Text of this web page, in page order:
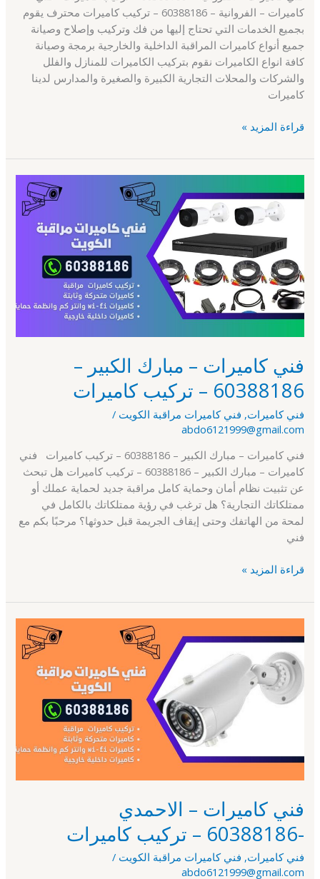
كاميرات – الفروانية – 60388186 – تركيب كاميرات محترف يقوم
بجميع الخدمات التي تحتاج إليها من فك وتركيب وإصلاح وصيانة
جميع أنواع كاميرات المراقبة الداخلية والخارجية برمجة وصيانة
كافة انواع الكاميرات نقوم بتركيب الكاميرات للمنازل والفلل
والشركات والمحلات التجارية الكبيرة والصغيرة والمدارس لدينا
كاميرات
قراءة المزيد »
فني كاميرات – مبارك الكبير –
60388186 – تركيب كاميرات
فني كاميرات, فني كاميرات مراقبة الكويت /
abdo6121999@gmail.com
فني كاميرات – مبارك الكبير – 60388186 – تركيب كاميرات فني
كاميرات – مبارك الكبير – 60388186 – تركيب كاميرات هل تبحث
عن تثبيت نظام أمان وحماية كامل مراقبة جديد لحماية عملك أو
ممتلكاتك التجارية؟ هل ترغب في رؤية ممتلكاتك بالكامل في
لمحة من الهاتفك وحتى إيقاف الجريمة قبل حدوثها؟ مرحبًا بكم مع
فني
كاميرات
الكبير
–
60388186
–
تركيب
قراءة المزيد »
فني كاميرات – الاحمدي
-60388186 – تركيب كاميرات
فني كاميرات, فني كاميرات مراقبة الكويت /
abdo6121999@gmail.com
كاميرات
–
الاحمدي
-60388186